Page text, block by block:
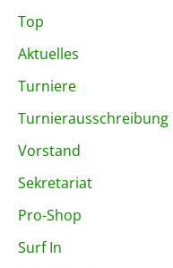
Top
Aktuelles
Turniere
Turnierausschreibung
Vorstand
Sekretariat
Pro-Shop
Surf In